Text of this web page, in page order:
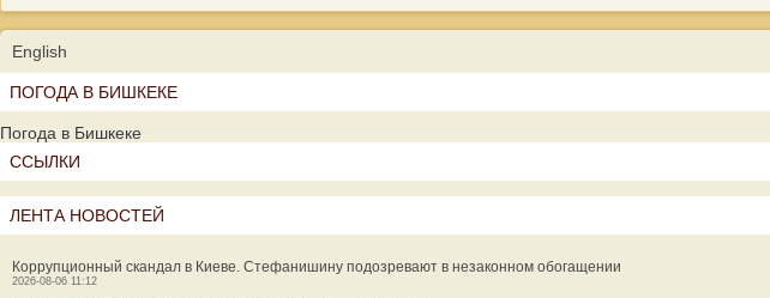
English
ПОГОДА В БИШКЕКЕ
Погода в Бишкеке
ССЫЛКИ
ЛЕНТА НОВОСТЕЙ
Коррупционный скандал в Киеве. Стефанишину подозревают в незаконном обогащении
2026-08-06 11:12